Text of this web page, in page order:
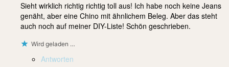
Sieht wirklich richtig richtig toll aus! Ich habe noch keine Jeans
genäht, aber eine Chino mit ähnlichem Beleg. Aber das steht
auch noch auf meiner DIY-Liste! Schön geschrieben.
Wird geladen …
Antworten